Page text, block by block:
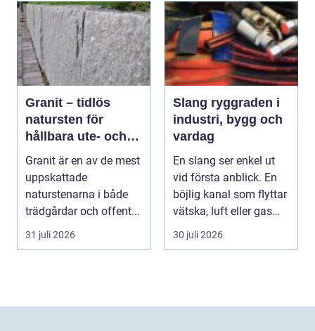
Granit – tidlös
natursten för
hållbara ute- och
innemiljöer
Granit är en av de mest
uppskattade
naturstenarna i både
trädgårdar och offent...
31 juli 2026
Slang ryggraden i
industri, bygg och
vardag
En slang ser enkel ut
vid första anblick. En
böjlig kanal som flyttar
vätska, luft eller gas
från en...
30 juli 2026